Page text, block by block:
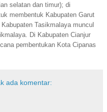
selatan dan timur); di
membentuk Kabupaten Garut
Tasikmalaya muncul
Di Kabupaten Cianjur
pembentukan Kota Cipanas
ada komentar: